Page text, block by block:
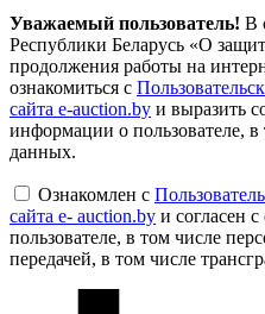
Уважаемый пользователь! В
Республики Беларусь «О
продолжения работы на
ознакомиться с
сайта e-auction.by и выразить
информации о пользователе,
данных.
Ознакомлен с
сайта e- auction.by и согласен
пользователе, в том числе
передачей, в том числе